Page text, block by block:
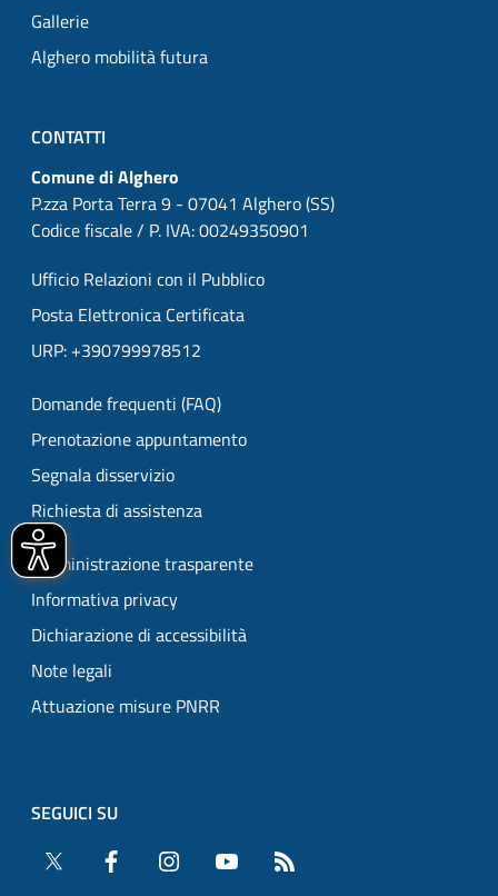
Gallerie
Alghero mobilità futura
CONTATTI
Comune di Alghero
P.zza Porta Terra 9 - 07041 Alghero (SS)
Codice fiscale / P. IVA: 00249350901
Ufficio Relazioni con il Pubblico
Posta Elettronica Certificata
URP: +390799978512
Domande frequenti (FAQ)
Prenotazione appuntamento
Segnala disservizio
Richiesta di assistenza
Amministrazione trasparente
Informativa privacy
Dichiarazione di accessibilità
Note legali
Attuazione misure PNRR
SEGUICI SU
Twitter
Facebook Instagram YouTube